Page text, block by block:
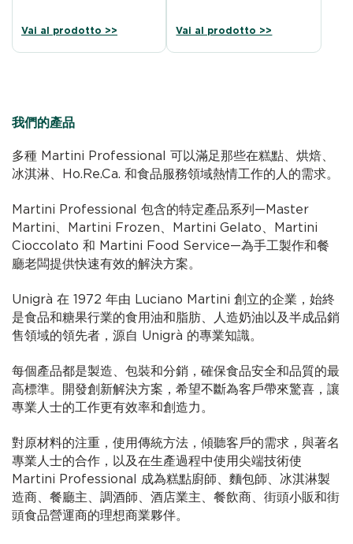
Vai al prodotto >> Vai al prodotto >>
我們的產品
多種 Martini Professional 可以滿足那些在糕點、烘焙、
冰淇淋、Ho.Re.Ca. 和食品服務領域熱情工作的人的需求。
Martini Professional 包含的特定產品系列—Master
Martini、Martini Frozen、Martini Gelato、Martini
Cioccolato 和 Martini Food Service—為手工製作和餐
廳老闆提供快速有效的解決方案。
Unigrà 在 1972 年由 Luciano Martini 創立的企業，始終
是食品和糖果行業的食用油和脂肪、人造奶油以及半成品銷
售領域的領先者，源自 Unigrà 的專業知識。
每個產品都是製造、包裝和分銷，確保食品安全和品質的最
高標準。開發創新解決方案，希望不斷為客戶帶來驚喜，讓
專業人士的工作更有效率和創造力。
對原材料的注重，使用傳統方法，傾聽客戶的需求，與著名
專業人士的合作，以及在生產過程中使用尖端技術使
Martini Professional 成為糕點廚師、麵包師、冰淇淋製
造商、餐廳主、調酒師、酒店業主、餐飲商、街頭小販和街
頭食品營運商的理想商業夥伴。